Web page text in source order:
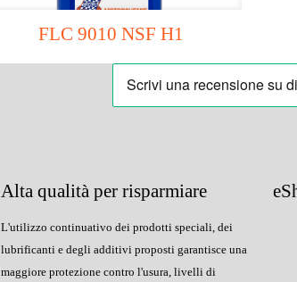
FLC 9010 NSF H1
Alta qualità per risparmiare
L'utilizzo continuativo dei prodotti speciali, dei
lubrificanti e degli additivi proposti garantisce una
maggiore protezione contro l'usura, livelli di